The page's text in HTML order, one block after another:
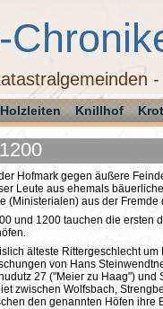
Holzleiten Knillhof
Hofmark gegen äußere
Leute aus ehemals
(Ministerialen) aus der
und 1200 tauchen die ersten
älteste Rittergeschlecht
von Hans
27 ("Meier zu Haag")
zwischen Wolfsbach,
den genannten Höfen ihre